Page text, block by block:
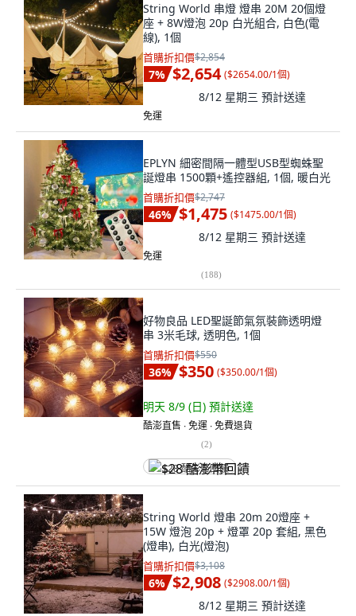
String World 串燈 燈串 20M 20個燈
座 + 8W燈泡 20p 白光組合, 白色(電
線), 1個
首購折扣價$2,854
7% $2,654 ($2654.00/1個)
8/12 星期三 預計送達
免運
EPLYN 細密間隔一體型USB型蜘蛛聖
誕燈串 1500顆+遙控器組, 1個, 暖白光
首購折扣價$2,747
46% $1,475 ($1475.00/1個)
8/12 星期三 預計送達
免運
(188)
好物良品 LED聖誕節氣氛裝飾透明燈
串 3米毛球, 透明色, 1個
首購折扣價$550
36% $350 ($350.00/1個)
明天 8/9 (日) 預計送達
酷澎直售 ∙ 免運 ∙ 免費退貨
(2)
$28 酷澎幣回饋
String World 燈串 20m 20燈座 +
15W 燈泡 20p + 燈罩 20p 套組, 黑色
(燈串), 白光(燈泡)
首購折扣價$3,108
6% $2,908 ($2908.00/1個)
8/12 星期三 預計送達